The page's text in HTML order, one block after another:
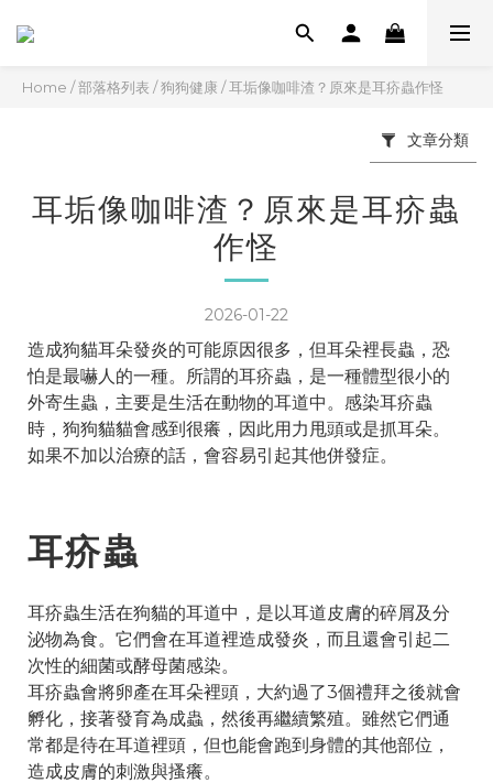
Home /部落格列表 /狗狗健康 /耳垢像咖啡渣？原來是耳疥蟲作怪
文章分類
耳垢像咖啡渣？原來是耳疥蟲
作怪
2026-01-22
造成狗貓耳朵發炎的可能原因很多，但耳朵裡長蟲，恐
怕是最嚇人的一種。所謂的耳疥蟲，是一種體型很小的
外寄生蟲，主要是生活在動物的耳道中。感染耳疥蟲
時，狗狗貓貓會感到很癢，因此用力甩頭或是抓耳朵。
如果不加以治療的話，會容易引起其他併發症。
耳疥蟲
耳疥蟲生活在狗貓的耳道中，是以耳道皮膚的碎屑及分
泌物為食。它們會在耳道裡造成發炎，而且還會引起二
次性的細菌或酵母菌感染。
耳疥蟲會將卵產在耳朵裡頭，大約過了3個禮拜之後就會
孵化，接著發育為成蟲，然後再繼續繁殖。雖然它們通
常都是待在耳道裡頭，但也能會跑到身體的其他部位，
造成皮膚的刺激與搔癢。